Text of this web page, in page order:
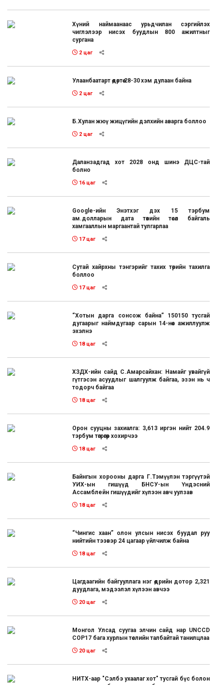
Хүний наймаанаас урьдчилан сэргийлэх
чиглэлээр нисэх буудлын 800 ажилтныг
сургана
2 цаг
Улаанбаатарт өдөртөө 28-30 хэм дулаан байна
2 цаг
Б.Хулан жюү жицүгийн дэлхийн аварга боллоо
2 цаг
Даланзадгад хот 2028 онд шинэ ДЦС-тай
болно
16 цаг
Google-ийн Энэтхэг дэх 15 тэрбум
ам.долларын дата төвийн төсөл байгаль
хамгааллын маргаантай тулгарлаа
17 цаг
Сутай хайрхны тэнгэрийг тахих төрийн тахилга
боллоо
17 цаг
“Хотын дарга сонсож байна” 150150 тусгай
дугаарыг наймдугаар сарын 14-нөөс ажиллуулж
эхэлнэ
18 цаг
ХЗДХ-ийн сайд С.Амарсайхан: Намайг увайгүй
гүтгэсэн асуудлыг шалгуулж байгаа, эзэн нь ч
тодорч байгаа
18 цаг
Орон сууцны захиалга: 3,613 иргэн нийт 204.9
тэрбум төгрөгөөр хохирчээ
18 цаг
Байнгын хорооны дарга Г.Тэмүүлэн тэргүүтэй
УИХ-ын гишүүд БНСУ-ын Үндэсний
Ассамблейн гишүүдийг хүлээн авч уулзав
18 цаг
“Чингис хаан” олон улсын нисэх буудал руу
нийтийн тээвэр 24 цагаар үйлчилж байна
18 цаг
Цагдаагийн байгууллага нэг өдрийн дотор 2,321
дуудлага, мэдээлэл хүлээн авчээ
20 цаг
Монгол Улсад суугаа элчин сайд нар UNCCD
COP17 бага хурлын төслийн талбайтай танилцлаа
20 цаг
НИТХ-аар "Сэлбэ ухаалаг хот" тусгай бүс болон